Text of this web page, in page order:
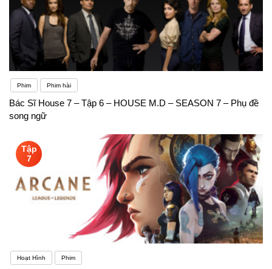
Phim Phim hài
Bác Sĩ House 7 – Tập 6 – HOUSE M.D – SEASON 7 – Phụ đề
song ngữ
Tập
7
Hoạt Hình Phim